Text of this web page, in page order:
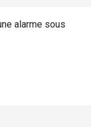
alarme sous